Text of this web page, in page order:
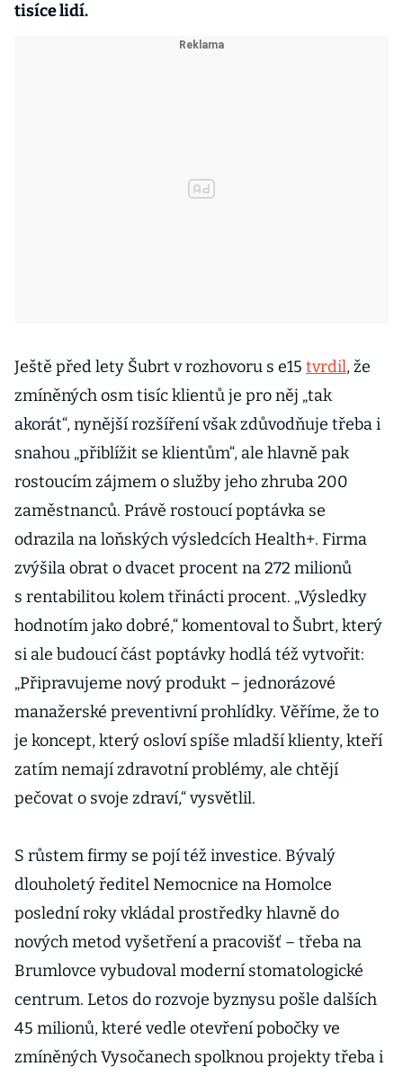
tisíce lidí.
Ještě před lety Šubrt v rozhovoru s e15 tvrdil, že
zmíněných osm tisíc klientů je pro něj „tak
akorát“, nynější rozšíření však zdůvodňuje třeba i
snahou „přiblížit se klientům“, ale hlavně pak
rostoucím zájmem o služby jeho zhruba 200
zaměstnanců. Právě rostoucí poptávka se
odrazila na loňských výsledcích Health+. Firma
zvýšila obrat o dvacet procent na 272 milionů
s rentabilitou kolem třinácti procent. „Výsledky
hodnotím jako dobré,“ komentoval to Šubrt, který
si ale budoucí část poptávky hodlá též vytvořit:
„Připravujeme nový produkt – jednorázové
manažerské preventivní prohlídky. Věříme, že to
je koncept, který osloví spíše mladší klienty, kteří
zatím nemají zdravotní problémy, ale chtějí
pečovat o svoje zdraví,“ vysvětlil.
S růstem firmy se pojí též investice. Bývalý
dlouholetý ředitel Nemocnice na Homolce
poslední roky vkládal prostředky hlavně do
nových metod vyšetření a pracovišť – třeba na
Brumlovce vybudoval moderní stomatologické
centrum. Letos do rozvoje byznysu pošle dalších
45 milionů, které vedle otevření pobočky ve
zmíněných Vysočanech spolknou projekty třeba i